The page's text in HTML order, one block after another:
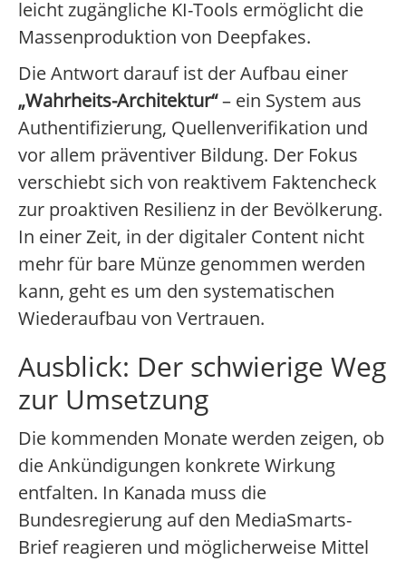
leicht zugängliche KI-Tools ermöglicht die
Massenproduktion von Deepfakes.
Die Antwort darauf ist der Aufbau einer
„Wahrheits-Architektur“– ein System aus
Authentifizierung, Quellenverifikation und
vor allem präventiver Bildung. Der Fokus
verschiebt sich von reaktivem Faktencheck
zur proaktiven Resilienz in der Bevölkerung.
In einer Zeit, in der digitaler Content nicht
mehr für bare Münze genommen werden
kann, geht es um den systematischen
Wiederaufbau von Vertrauen.
Ausblick: Der schwierige Weg
zur Umsetzung
Die kommenden Monate werden zeigen, ob
die Ankündigungen konkrete Wirkung
entfalten. In Kanada muss die
Bundesregierung auf den MediaSmarts-
Brief reagieren und möglicherweise Mittel